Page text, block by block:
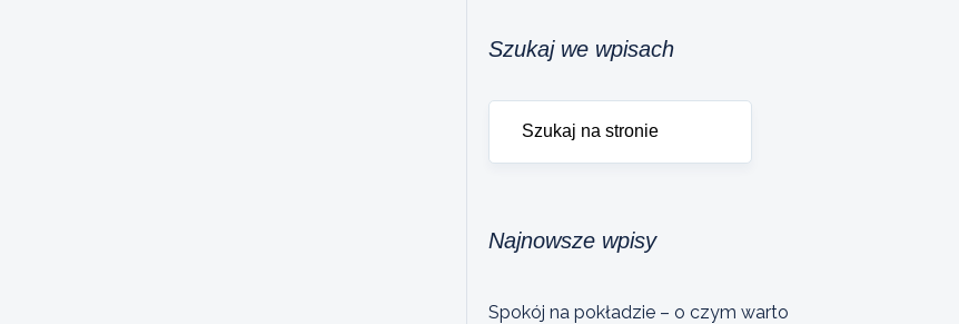
Szukaj we wpisach
Najnowsze wpisy
Spokój na pokładzie – o czym warto